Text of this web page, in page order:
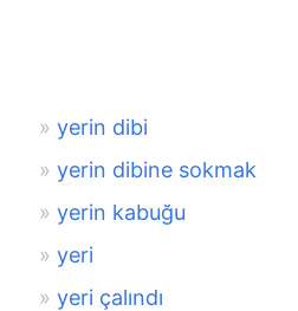
yerin dibi
yerin dibine sokmak
yerin kabuğu
yeri
yeri çalındı